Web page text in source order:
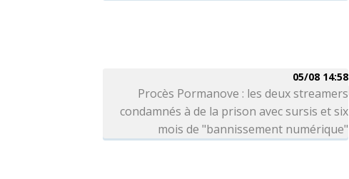
05/08 14:58
Procès Pormanove : les deux streamers
condamnés à de la prison avec sursis et six
mois de "bannissement numérique"